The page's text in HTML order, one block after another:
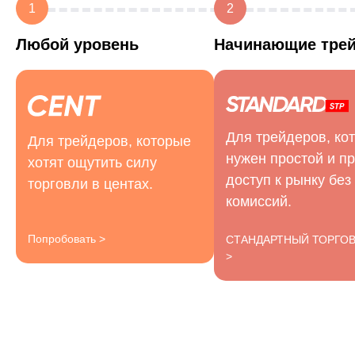
1
Любой уровень
Для трейдеров, которые
хотят ощутить силу
торговли в центах.
Попробовать >
2
Начинающие
Для трейдеров,
нужен простой и
доступ к рынку без
комиссий.
СТАНДАРТНЫЙ
>